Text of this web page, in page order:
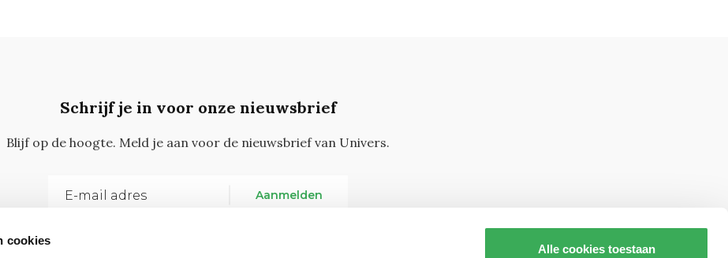
cookies
Alle cookies toestaan
Schrijf je in voor onze nieuwsbrief
Blijf op de hoogte. Meld je aan voor de nieuwsbrief van Univers.
Aanmelden